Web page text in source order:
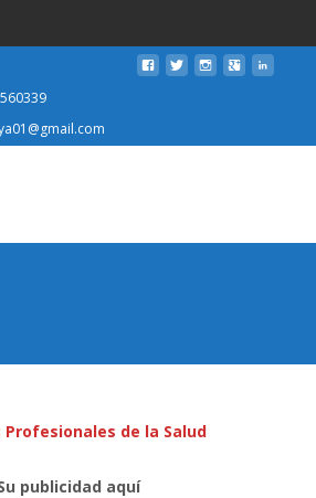
Profesionales de la Salud
publicidad aquí